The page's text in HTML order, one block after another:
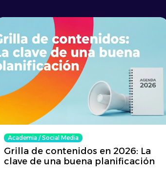
Academia/Social Media
Grilla de contenidos en 2026: La
clave de una buena planificación